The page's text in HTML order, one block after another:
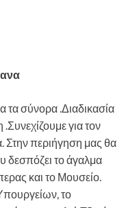
τα σύνορα .Διαδικασία
για τον
Στην περιήγηση μας θα
δεσπόζει το άγαλμα
και το Μουσείο.
το